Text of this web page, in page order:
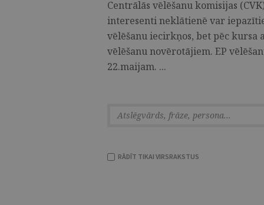
Centrālās vēlēšanu komisijas
interesenti neklātienē var
vēlēšanu iecirkņos, bet pēc
vēlēšanu novērotājiem. EP
22.maijam. ...
RĀDĪT TIKAI VIRSRAKSTUS